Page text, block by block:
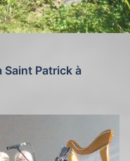
Saint Patrick à